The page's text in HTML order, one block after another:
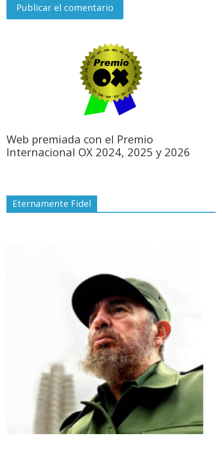
Web premiada con el Premio
Internacional OX 2024, 2025 y 2026
Eternamente Fidel